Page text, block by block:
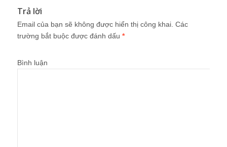
Trả lời
Email của bạn sẽ không được hiển thị công khai. Các
trường bắt buộc được đánh dấu *
Bình luận